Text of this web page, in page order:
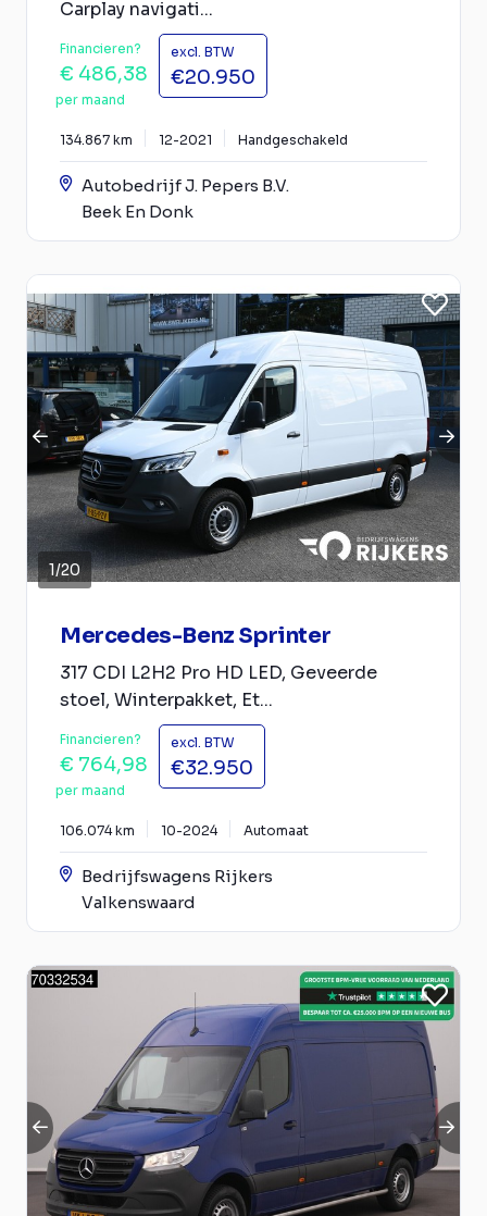
Carplay navigati...
Financieren?
€ 486,38
per maand
excl. BTW
€20.950
134.867 km 12-2021 Handgeschakeld
Autobedrijf J. Pepers B.V.
Beek En Donk
1/20
Mercedes-Benz Sprinter
317 CDI L2H2 Pro HD LED, Geveerde
stoel, Winterpakket, Et...
Financieren?
€ 764,98
per maand
excl. BTW
€32.950
106.074 km 10-2024 Automaat
Bedrijfswagens Rijkers
Valkenswaard